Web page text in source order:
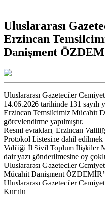
Uluslararası
Erzincan
Danişment
Uluslararası Gazeteciler
14.06.2026 tarihinde 131 sayılı
Erzincan Temsilcimiz Mücahit
görevlendirme yapılmıştır.
Resmi evrakları, Erzincan
Protokol Listesine dahil edilmek
Valiliği İl Sivil Toplum İlişkiler
dair yazı gönderilmesine oy
Uluslararası Gazeteciler
Mücahit Danişment ÖZDEMİR’
Uluslararası Gazeteciler
Kurulu